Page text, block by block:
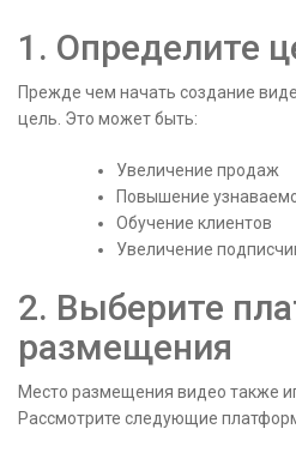
1. Определите
Прежде чем начать создание
цель. Это может быть:
Увеличение продаж
Повышение
Обучение клиентов
Увеличение
2. Выберите
размещения
Место размещения видео также
Рассмотрите следующие